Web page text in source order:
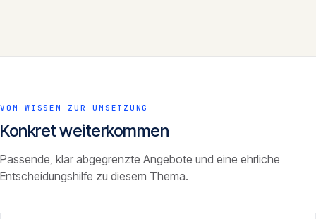
VOM WISSEN ZUR UMSETZUNG
Konkret weiterkommen
Passende, klar abgegrenzte Angebote und eine ehrliche
Entscheidungshilfe zu diesem Thema.